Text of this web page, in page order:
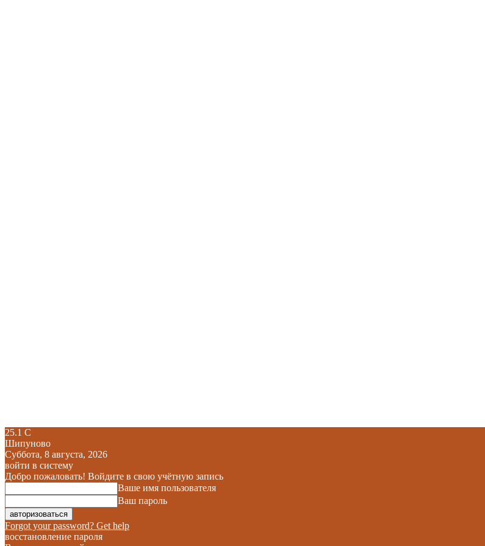
25.1 C
Шипуново
Суббота, 8 августа, 2026
войти в систему
Добро пожаловать! Войдите в свою учётную запись
Ваше имя пользователя
Ваш пароль
Forgot your password? Get help
восстановление пароля